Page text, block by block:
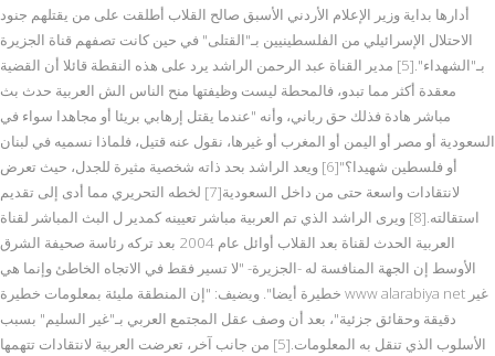
أدارها بداية وزير الإعلام الأردني الأسبق صالح القلاب أطلقت على من يقتلهم جنود
الاحتلال الإسرائيلي من الفلسطينيين بـ"القتلى" في حين كانت تصفهم قناة الجزيرة
بـ"الشهداء".[5] مدير القناة عبد الرحمن الراشد يرد على هذه النقطة قائلا أن القضية
معقدة أكثر مما تبدو، فالمحطة ليست وظيفتها منح الناس الش العربية حدث بث
مباشر هادة فذلك حق رباني، وأنه "عندما يقتل إرهابي بريئا أو مجاهدا سواء في
السعودية أو مصر أو اليمن أو المغرب أو غيرها، نقول عنه قتيل، فلماذا نسميه في لبنان
أو فلسطين شهيدا؟"[6] ويعد الراشد بحد ذاته شخصية مثيرة للجدل، حيث تعرض
لانتقادات واسعة حتى من داخل السعودية[7] لخطه التحريري مما أدى إلى تقديم
استقالته.[8] ويرى الراشد الذي تم العربية مباشر تعيينه كمدير ل البث المباشر لقناة
العربية الحدث لقناة بعد القلاب أوائل عام 2004 بعد تركه رئاسة صحيفة الشرق
الأوسط إن الجهة المنافسة له -الجزيرة- "لا تسير فقط في الاتجاه الخاطئ وإنما هي
خطيرة أيضا". ويضيف: "إن المنطقة مليئة بمعلومات خطيرة www alarabiya net غير
دقيقة وحقائق جزئية"، بعد أن وصف عقل المجتمع العربي بـ"غير السليم" بسبب
الأسلوب الذي تنقل به المعلومات.[5] من جانب آخر، تعرضت العربية لانتقادات تتهمها